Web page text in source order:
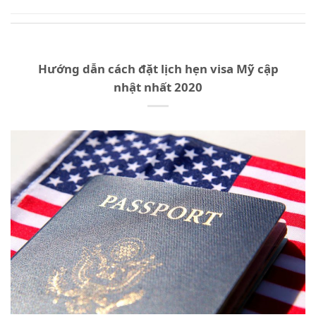
Hướng dẫn cách đặt lịch hẹn visa Mỹ cập
nhật nhất 2020